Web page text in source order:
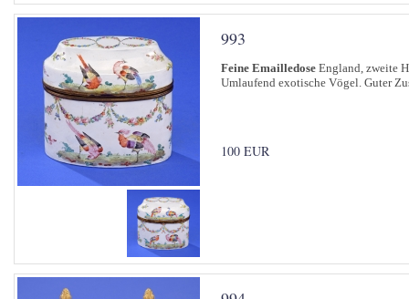
993
Feine Emailledose England, zweite
Umlaufend exotische Vögel. Guter
100 EUR